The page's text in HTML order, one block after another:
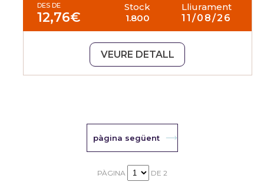
DES DE
12,76€
Stock
1.800
Lliurament
11/08/26
VEURE DETALL
pàgina següent
PÀGINA DE 2